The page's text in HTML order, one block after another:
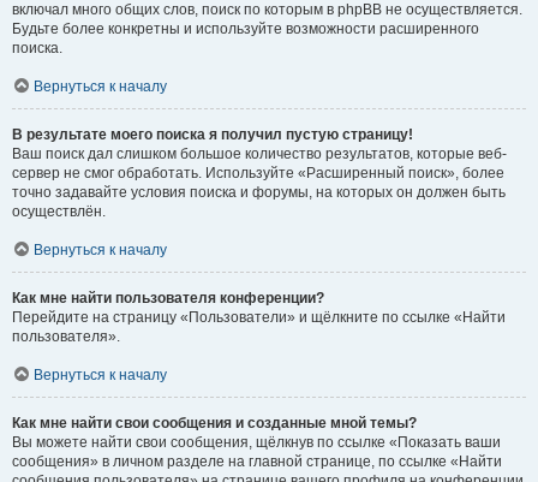
включал много общих слов, поиск по которым в phpBB не осуществляется.
Будьте более конкретны и используйте возможности расширенного
поиска.
Вернуться к началу
В результате моего поиска я получил пустую страницу!
Ваш поиск дал слишком большое количество результатов, которые веб-
сервер не смог обработать. Используйте «Расширенный поиск», более
точно задавайте условия поиска и форумы, на которых он должен быть
осуществлён.
Вернуться к началу
Как мне найти пользователя конференции?
Перейдите на страницу «Пользователи» и щёлкните по ссылке «Найти
пользователя».
Вернуться к началу
Как мне найти свои сообщения и созданные мной темы?
Вы можете найти свои сообщения, щёлкнув по ссылке «Показать ваши
сообщения» в личном разделе на главной странице, по ссылке «Найти